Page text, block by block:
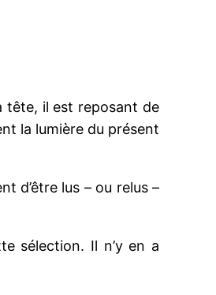
tête, il est reposant de
la lumière du présent
d’être lus – ou relus –
sélection. Il n’y en a